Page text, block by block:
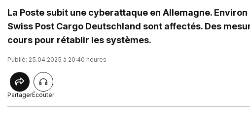
La Poste subit une cyberattaque en Allemagne.
Swiss Post Cargo Deutschland sont affectés. Des
cours pour rétablir les systèmes.
Publié: 25.04.2025 à 20:40 heures
PartagerÉcouter